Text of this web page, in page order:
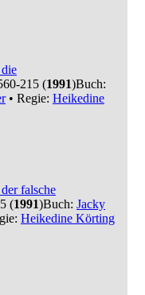
215 (1991)Buch:
• Regie: Heikedine
falsche
(1991)Buch: Jacky
Heikedine Körting